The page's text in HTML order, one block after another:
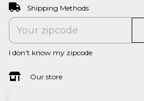
Shipping for zipcode:
Shipping Methods
I don't know my zipcode
Our store